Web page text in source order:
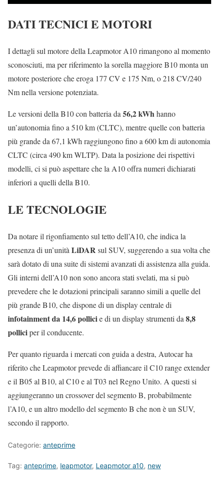
DATI TECNICI E MOTORI
I dettagli sul motore della Leapmotor A10 rimangono al momento
sconosciuti, ma per riferimento la sorella maggiore B10 monta un
motore posteriore che eroga 177 CV e 175 Nm, o 218 CV/240
Nm nella versione potenziata.
Le versioni della B10 con batteria da 56,2 kWhhanno
un’autonomia fino a 510 km (CLTC), mentre quelle con batteria
più grande da 67,1 kWh raggiungono fino a 600 km di autonomia
CLTC (circa 490 km WLTP). Data la posizione dei rispettivi
modelli, ci si può aspettare che la A10 offra numeri dichiarati
inferiori a quelli della B10.
LE TECNOLOGIE
Da notare il rigonfiamento sul tetto dell’A10, che indica la
presenza di un’unità LiDARsul SUV, suggerendo a sua volta che
sarà dotato di una suite di sistemi avanzati di assistenza alla guida.
Gli interni dell’A10 non sono ancora stati svelati, ma si può
prevedere che le dotazioni principali saranno simili a quelle del
più grande B10, che dispone di un display centrale di
infotainment da 14,6 pollicie di un display strumenti da 8,8
polliciper il conducente.
Per quanto riguarda i mercati con guida a destra, Autocar ha
riferito che Leapmotor prevede di affiancare il C10 range extender
e il B05 al B10, al C10 e al T03 nel Regno Unito. A questi si
aggiungeranno un crossover del segmento B, probabilmente
l’A10, e un altro modello del segmento B che non è un SUV,
secondo il rapporto.
Categorie: anteprime
Tag: anteprime, leapmotor, Leapmotor a10, new